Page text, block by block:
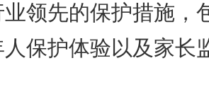
领先的保护措施，
保护体验以及家长